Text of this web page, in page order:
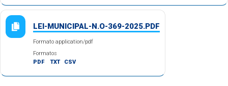
LEI-MUNICIPAL-N.O-369-2025.PDF
Formato application/pdf
Formatos
PDF
TXT CSV